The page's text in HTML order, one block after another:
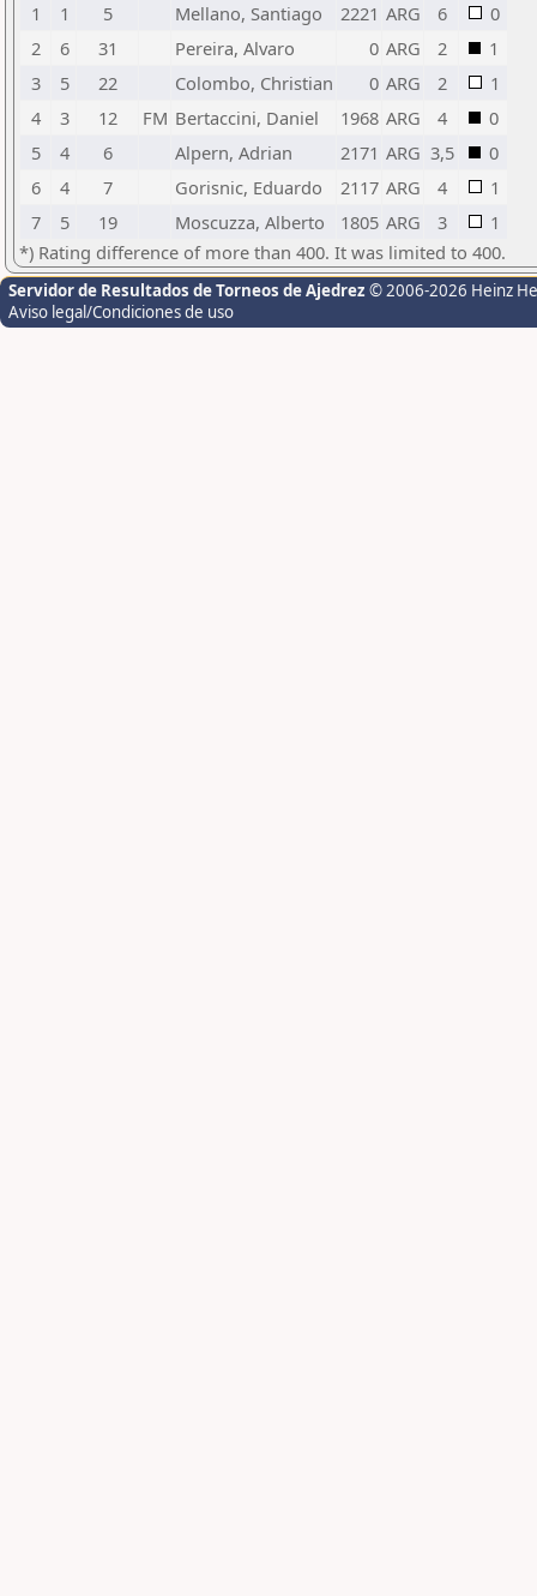
1
1 5 Mellano, Santiago 2221 ARG 6
0
2
6 31 Pereira, Alvaro 0 ARG 2
1
3
5 22 Colombo, Christian 0 ARG 2
1
4
3 12 FM Bertaccini, Daniel 1968 ARG 4
0
5
4 6 Alpern, Adrian 2171 ARG 3,5
0
6
4 7 Gorisnic, Eduardo 2117 ARG 4
1
7
5 19 Moscuzza, Alberto 1805 ARG 3
1
*) Rating difference of more than 400. It was limited to 400.
Servidor de Resultados de Torneos de Ajedrez © 2006-2026 Heinz
Aviso legal/Condiciones de uso